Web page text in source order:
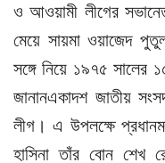
ও আওয়ামী লীগের
মেয়ে সায়মা ওয়াজেদ
সঙ্গে নিয়ে ১৯৭৫
জানানএকাদশ জাতীয়
লীগ। এ উপলক্ষে
হাসিনা তাঁর বোন শেখ